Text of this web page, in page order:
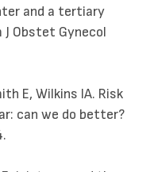
and a tertiary
Obstet Gynecol
E, Wilkins IA. Risk
can we do better?